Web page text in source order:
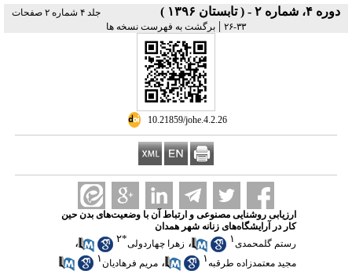
دوره ۴، شماره ۲ - ( تابستان ۱۳۹۶ )
جلد ۴ شماره ۲ صفحات
۳۳-۲۶
| برگشت به فهرست نسخه ها
‎ 10.21859/johe.4.2.26
ارزیابی روشنایی مصنوعی و ارتباط آن با وضعیت‌های بدن حین
کار در آرایشگاه‌های زنانه شهر همدان
رستم گلمحمدی۱ ، زهرا چهاردولی*۲ ،
مجید معتمدزاده طرقبه۱ ، مریم فرهادیان۱